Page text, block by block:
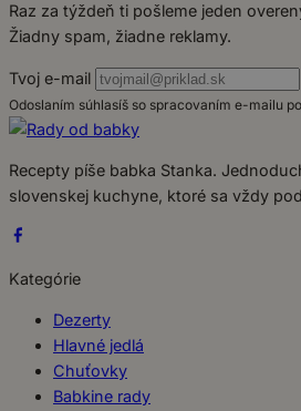
Raz za týždeň ti pošleme jeden
Žiadny spam, žiadne reklamy.
Tvoj e-mail
Odoslaním súhlasíš so spracovaním e-mailu
Recepty píše babka Stanka.
slovenskej kuchyne, ktoré sa vždy
Kategórie
Dezerty
Hlavné jedlá
Chuťovky
Babkine rady